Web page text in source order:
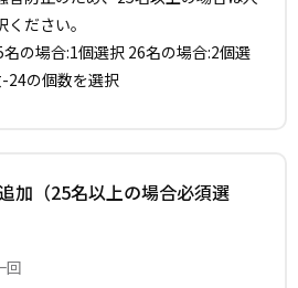
ださい。
の場合:1個選択 26名の場合:2個選
24の個数を選択
加（25名以上の場合必須選
回